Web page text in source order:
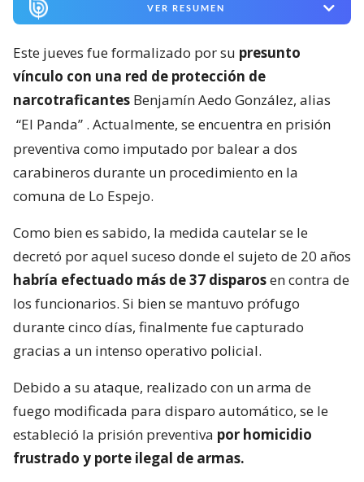
VER RESUMEN
Este jueves fue formalizado por su presunto
vínculo con una red de protección de
narcotraficantes Benjamín Aedo González, alias
“El Panda” . Actualmente, se encuentra en prisión
preventiva como imputado por balear a dos
carabineros durante un procedimiento en la
comuna de Lo Espejo.
Como bien es sabido, la medida cautelar se le
decretó por aquel suceso donde el sujeto de 20 años
habría efectuado más de 37 disparosen contra de
los funcionarios. Si bien se mantuvo prófugo
durante cinco días, finalmente fue capturado
gracias a un intenso operativo policial.
Debido a su ataque, realizado con un arma de
fuego modificada para disparo automático, se le
estableció la prisión preventiva por homicidio
frustrado y porte ilegal de armas.